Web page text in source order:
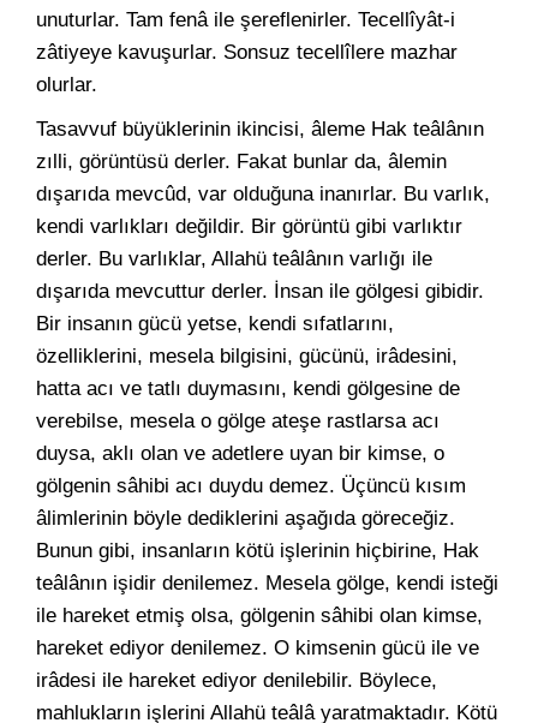
unuturlar. Tam fenâ ile şereflenirler. Tecellîyât-i
zâtiyeye kavuşurlar. Sonsuz tecellîlere mazhar
olurlar.
Tasavvuf büyüklerinin ikincisi, âleme Hak teâlânın
zılli, görüntüsü derler. Fakat bunlar da, âlemin
dışarıda mevcûd, var olduğuna inanırlar. Bu varlık,
kendi varlıkları değildir. Bir görüntü gibi varlıktır
derler. Bu varlıklar, Allahü teâlânın varlığı ile
dışarıda mevcuttur derler. İnsan ile gölgesi gibidir.
Bir insanın gücü yetse, kendi sıfatlarını,
özelliklerini, mesela bilgisini, gücünü, irâdesini,
hatta acı ve tatlı duymasını, kendi gölgesine de
verebilse, mesela o gölge ateşe rastlarsa acı
duysa, aklı olan ve adetlere uyan bir kimse, o
gölgenin sâhibi acı duydu demez. Üçüncü kısım
âlimlerinin böyle dediklerini aşağıda göreceğiz.
Bunun gibi, insanların kötü işlerinin hiçbirine, Hak
teâlânın işidir denilemez. Mesela gölge, kendi isteği
ile hareket etmiş olsa, gölgenin sâhibi olan kimse,
hareket ediyor denilemez. O kimsenin gücü ile ve
irâdesi ile hareket ediyor denilebilir. Böylece,
mahlukların işlerini Allahü teâlâ yaratmaktadır. Kötü